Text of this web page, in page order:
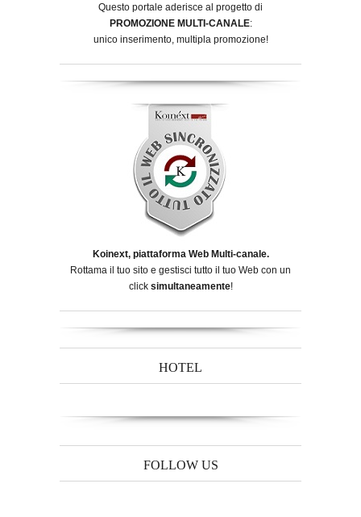
Questo portale aderisce al progetto di
PROMOZIONE MULTI-CANALE:
unico inserimento, multipla promozione!
Koinext, piattaforma Web Multi-canale.
Rottama il tuo sito e gestisci tutto il tuo Web con un
click simultaneamente!
HOTEL
FOLLOW US